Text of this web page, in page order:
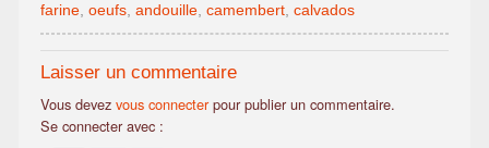
farine oeufs andouille camembert calvados
Laisser un commentaire
Vous devez vous connecterpour publier un commentaire.
Se connecter avec :